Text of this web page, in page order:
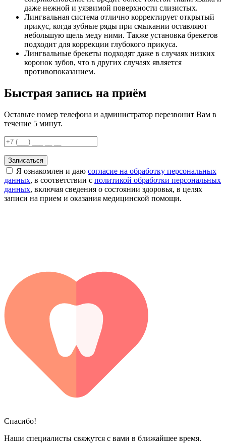
даже нежной и уязвимой поверхности слизистых.
Лингвальная система отлично корректирует открытый
прикус, когда зубные ряды при смыкании оставляют
небольшую щель меду ними. Также установка брекетов
подходит для коррекции глубокого прикуса.
Лингвальные брекеты подходят даже в случаях низких
коронок зубов, что в других случаях является
противопоказанием.
Быстрая запись на приём
Оставьте номер телефона и администратор перезвонит Вам в
течение 5 минут.
Записаться
Я ознакомлен и даю согласие на обработку персональных
данных, в соответствии с политикой обработки персональных
данных, включая сведения о состоянии здоровья, в целях
записи на прием и оказания медицинской помощи.
Спасибо!
Наши специалисты свяжутся с вами в ближайшее время.